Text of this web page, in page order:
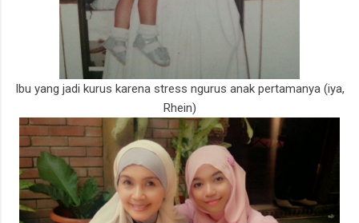
Ibu yang jadi kurus karena stress ngurus anak pertamanya (iya,
Rhein)